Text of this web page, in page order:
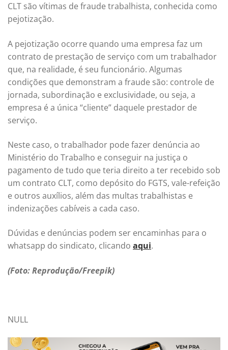
CLT são vítimas de fraude trabalhista, conhecida como
pejotização.
A pejotização ocorre quando uma empresa faz um
contrato de prestação de serviço com um trabalhador
que, na realidade, é seu funcionário. Algumas
condições que demonstram a fraude são: controle de
jornada, subordinação e exclusividade, ou seja, a
empresa é a única “cliente” daquele prestador de
serviço.
Neste caso, o trabalhador pode fazer denúncia ao
Ministério do Trabalho e conseguir na justiça o
pagamento de tudo que teria direito a ter recebido sob
um contrato CLT, como depósito do FGTS, vale-refeição
e outros auxílios, além das multas trabalhistas e
indenizações cabíveis a cada caso.
Dúvidas e denúncias podem ser encaminhas para o
whatsapp do sindicato, clicando aqui.
(Foto: Reprodução/Freepik)
NULL